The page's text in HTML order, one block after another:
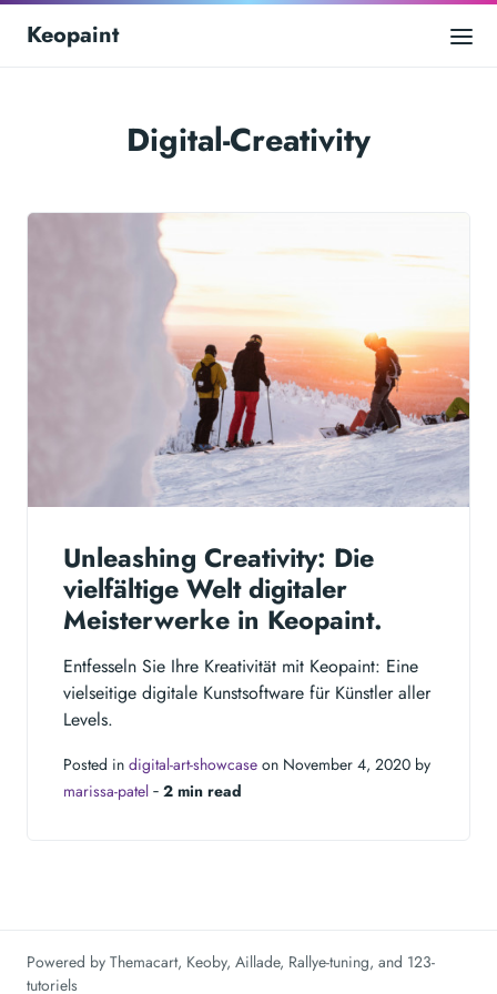
Keopaint
Digital-Creativity
Unleashing Creativity: Die
vielfältige Welt digitaler
Meisterwerke in Keopaint.
Entfesseln Sie Ihre Kreativität mit Keopaint: Eine
vielseitige digitale Kunstsoftware für Künstler aller
Levels.
Posted in digital-art-showcase on November 4, 2020 by
marissa-patel ‐ 2 min read
Powered by Themacart, Keoby, Aillade, Rallye-tuning, and 123-
tutoriels